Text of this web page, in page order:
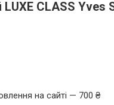
LUXE CLASS
на сайті — 700 ₴